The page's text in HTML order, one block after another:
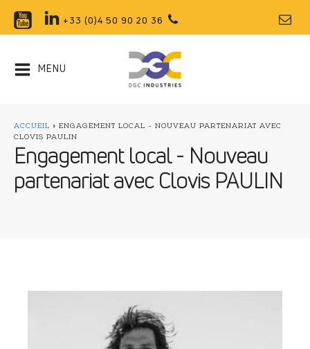
+33 (0)4 50 90 20 36
MENU
ACCUEIL » ENGAGEMENT LOCAL - NOUVEAU PARTENARIAT AVEC
CLOVIS PAULIN
Engagement local - Nouveau
partenariat avec Clovis PAULIN